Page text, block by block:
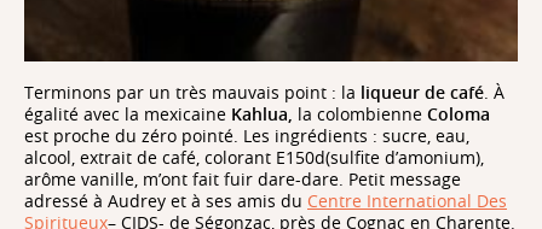
Terminons par un très mauvais point : la liqueur de café. À
égalité avec la mexicaine Kahlua, la colombienne Coloma
est proche du zéro pointé. Les ingrédients : sucre, eau,
alcool, extrait de café, colorant E150d(sulfite d’amonium),
arôme vanille, m’ont fait fuir dare-dare. Petit message
adressé à Audrey et à ses amis du Centre International Des
Spiritueux– CIDS- de Ségonzac, près de Cognac en Charente.